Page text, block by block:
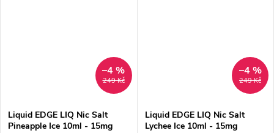
249 Kč
–4 %
Liquid EDGE LIQ Nic Salt
Pineapple Ice 10ml - 15mg
249 Kč
–4 %
Liquid EDGE LIQ Nic Salt
Lychee Ice 10ml - 15mg